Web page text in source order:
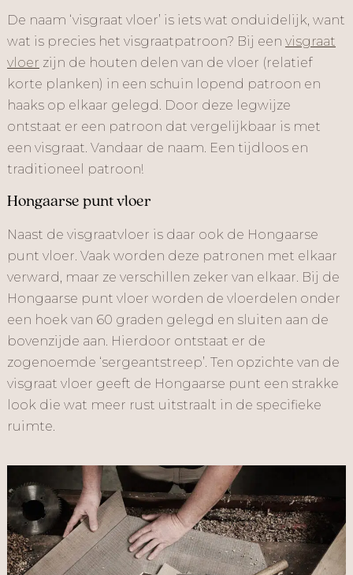
De naam ‘visgraat vloer’ is iets wat onduidelijk, want
wat is precies het visgraatpatroon? Bij een visgraat
vloer zijn de houten delen van de vloer (relatief
korte planken) in een schuin lopend patroon en
haaks op elkaar gelegd. Door deze legwijze
ontstaat er een patroon dat vergelijkbaar is met
een visgraat. Vandaar de naam. Een tijdloos en
traditioneel patroon!
Hongaarse punt vloer
Naast de visgraatvloer is daar ook de Hongaarse
punt vloer. Vaak worden deze patronen met elkaar
verward, maar ze verschillen zeker van elkaar. Bij de
Hongaarse punt vloer worden de vloerdelen onder
een hoek van 60 graden gelegd en sluiten aan de
bovenzijde aan. Hierdoor ontstaat er de
zogenoemde ‘sergeantstreep’. Ten opzichte van de
visgraat vloer geeft de Hongaarse punt een strakke
look die wat meer rust uitstraalt in de specifieke
ruimte.